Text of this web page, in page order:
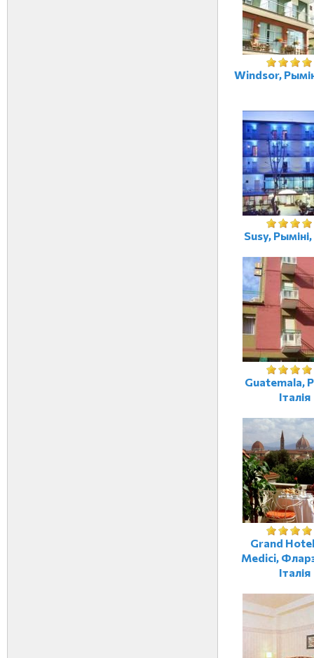
Windsor,
Susy, Рыміні,
Guatemala,
Італія
Grand
Medici,
Італія